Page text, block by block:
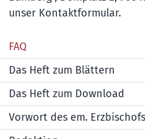
unser Kontaktformular.
FAQ
Das Heft zum Blättern
Das Heft zum Download
Vorwort des em. Erzbischofs